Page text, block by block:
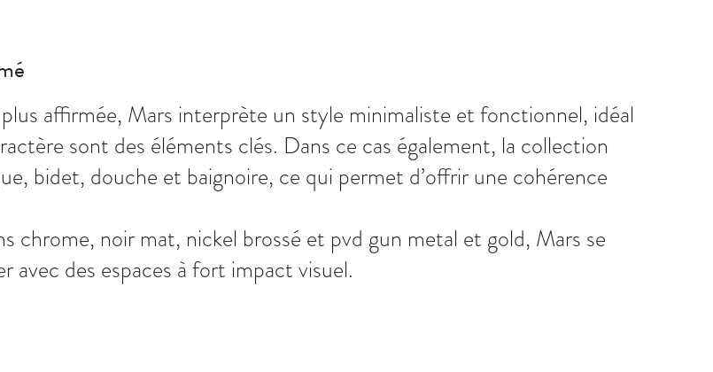
affirmée, Mars interprète un style minimaliste et fonctionnel, idéal
sont des éléments clés. Dans ce cas également, la collection
bidet, douche et baignoire, ce qui permet d’offrir une cohérence
chrome, noir mat, nickel brossé et pvd gun metal et gold, Mars se
avec des espaces à fort impact visuel.